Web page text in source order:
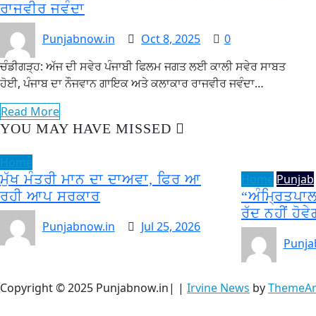
ਰਾਜਵੀਰ ਜਵੰਦਾ
Punjabnow.in
Oct 8, 2025
0
ਚੰਡੀਗੜ੍ਹ: ਅੱਜ ਦੀ ਸਵੇਰ ਪੰਜਾਬੀ ਫਿਲਮ ਜਗਤ ਲਈ ਕਾਲੀ ਸਵੇਰ ਸਾਬਤ
ਹੋਈ, ਪੰਜਾਬ ਦਾ ਨੌਜਵਾਨ ਗਾਇਕ ਅਤੇ ਕਲਾਕਾਰ ਰਾਜਵੀਰ ਜਵੰਦਾ…
Read More
YOU MAY HAVE MISSED
ਮੁੱਖ ਮੰਤਰੀ ਮਾਨ ਦਾ ਦਾਅਵਾ, ਫਿਰ ਆ
ਰਹੀ ਆਪ ਸਰਕਾਰ
Punjabnow.in
Jul 25, 2026
Punjab
ਰੱਦ ਨਹੀਂ
Copyright © 2025 Punjabnow.in| | Irvine News by